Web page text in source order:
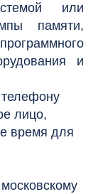
или
памяти,
и
лицо,
время для